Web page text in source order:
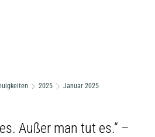
2025
Januar 2025
Außer man tut es.“ –